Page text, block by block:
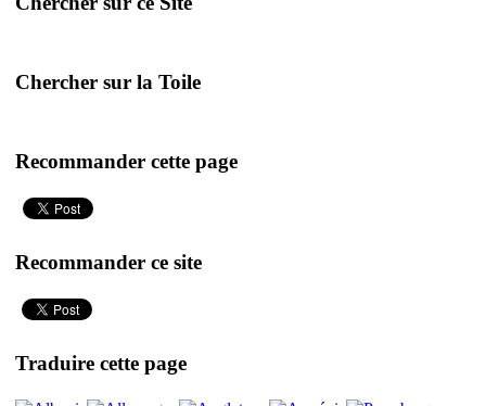
Chercher sur la Toile
Recommander cette page
Recommander ce site
Traduire cette page